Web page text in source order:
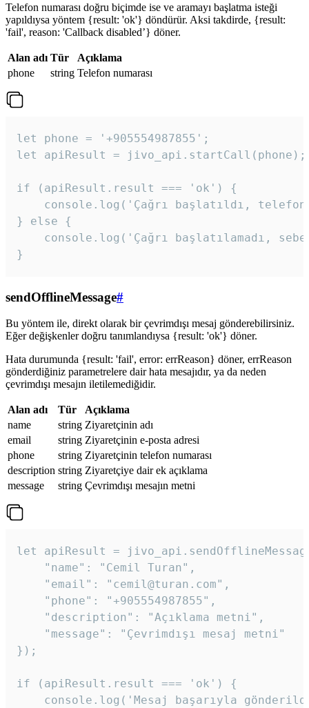
Telefon numarası doğru biçimde ise ve aramayı başlatma isteği
yapıldıysa yöntem {result: 'ok'} döndürür. Aksi takdirde, {result:
'fail', reason: 'Callback disabled’} döner.
Alan adı Tür
Açıklama
phone
string Telefon numarası
let phone = '+905554987855';
let apiResult = jivo_api.startCall(phone);
if (apiResult.result === 'ok') {
console.log('Çağrı başlatıldı,
} else {
console.log('Çağrı başlatılamadı,
}
sendOfflineMessage#
Bu yöntem ile, direkt olarak bir çevrimdışı mesaj gönderebilirsiniz.
Eğer değişkenler doğru tanımlandıysa {result: 'ok'} döner.
Hata durumunda {result: 'fail', error: errReason} döner, errReason
gönderdiğiniz parametrelere dair hata mesajıdır, ya da neden
çevrimdışı mesajın iletilemediğidir.
Alan adı Tür
Açıklama
name
string Ziyaretçinin adı
email
string Ziyaretçinin e-posta adresi
phone
string Ziyaretçinin telefon numarası
description string Ziyaretçiye dair ek açıklama
message
string Çevrimdışı mesajın metni
let apiResult =
    "name": "Cemil Turan",
    "email": "cemil@turan.com",
    "phone": "+905554987855",
    "description": "Açıklama metni",
    "message": "Çevrimdışı mesaj metni"
});
if (apiResult.result === 'ok') {
console.log('Mesaj başarıyla